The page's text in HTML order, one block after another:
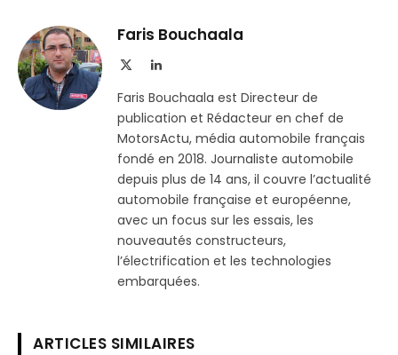
Telegram
Faris Bouchaala
LinkedIn
Faris Bouchaala est Directeur de
publication et Rédacteur en chef de
MotorsActu, média automobile français
fondé en 2018. Journaliste automobile
depuis plus de 14 ans, il couvre l’actualité
automobile française et européenne,
avec un focus sur les essais, les
nouveautés constructeurs,
l’électrification et les technologies
embarquées.
ARTICLES SIMILAIRES